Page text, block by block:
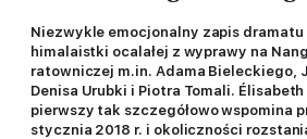
Niezwykle emocjonalny zapis
himalaistki ocalałej z wyprawy na
ratowniczej m.in. Adama Bieleckiego,
Denisa Urubki i Piotra Tomali. Élisabeth
pierwszy tak szczegółowo wspomina
stycznia 2018 r. i okoliczności